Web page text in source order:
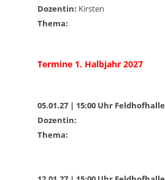
Dozentin: Kirsten
Thema:
Termine 1. Halbjahr 2027
05.01.27 | 15:00 Uhr Feldhofhalle
Dozentin:
Thema: